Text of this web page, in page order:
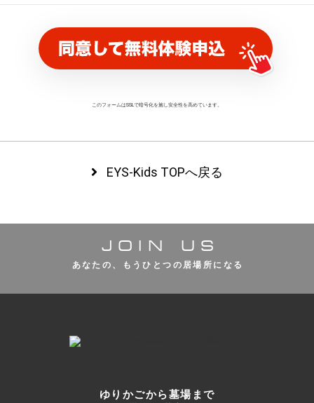
このフォームはSSLで暗号化を施し安全性を高めています。
EYS-Kids TOPへ戻る